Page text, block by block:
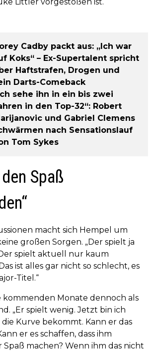
Cadby packt aus: „Ich war
Koks“ – Ex-Supertalent spricht
Haftstrafen, Drogen und
Darts-Comeback
sehe ihn in ein bis zwei
in den Top-32“: Robert
und Gabriel Clemens
nach Sensationslauf
Tom Sykes
Spaß
macht sich Hempel um
großen Sorgen. „Der spielt ja
spielt aktuell nur kaum
ist alles gar nicht so schlecht, es
Titel.“
kommenden Monate dennoch als
„Er spielt wenig. Jetzt bin ich
Kurve bekommt. Kann er das
er es schaffen, dass ihm
machen? Wenn ihm das nicht